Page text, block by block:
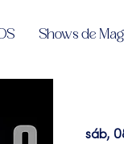
Shows de
sáb,